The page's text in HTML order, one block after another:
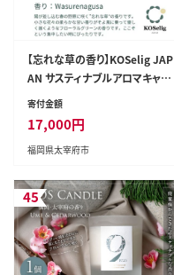
【忘れな草の香り】KOSelig JAP
AN サスティナブルアロマキャン
ドル「日本酒瓶からできた地球に
来/オールハンドメイド」
寄付金額
17,000円
福岡県太宰府市
45